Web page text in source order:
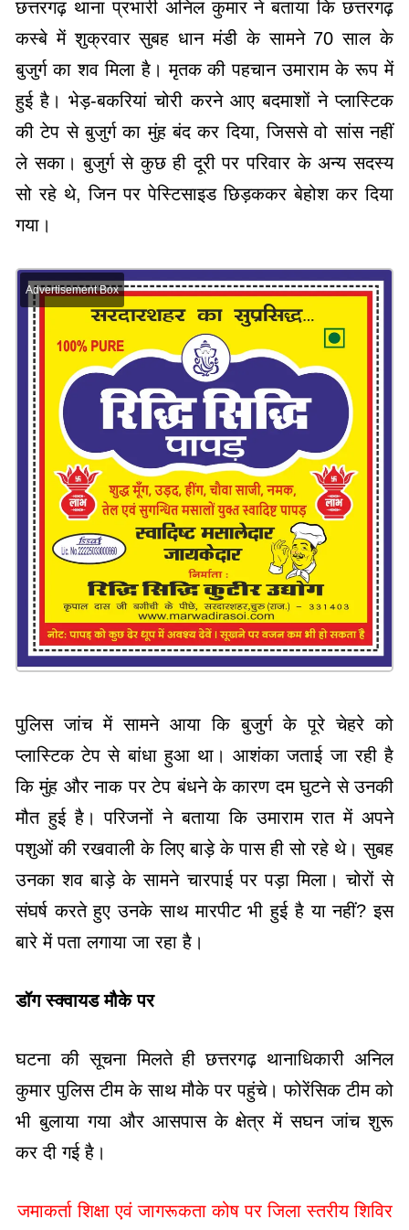
छत्तरगढ़ थाना प्रभारी अनिल कुमार ने बताया कि छत्तरगढ़
कस्बे में शुक्रवार सुबह धान मंडी के सामने 70 साल के
बुजुर्ग का शव मिला है। मृतक की पहचान उमाराम के रूप में
हुई है। भेड़-बकरियां चोरी करने आए बदमाशों ने प्लास्टिक
की टेप से बुजुर्ग का मुंह बंद कर दिया, जिससे वो सांस नहीं
ले सका। बुजुर्ग से कुछ ही दूरी पर परिवार के अन्य सदस्य
सो रहे थे, जिन पर पेस्टिसाइड छिड़ककर बेहोश कर दिया
गया।
Advertisement Box
पुलिस जांच में सामने आया कि बुजुर्ग के पूरे चेहरे को
प्लास्टिक टेप से बांधा हुआ था। आशंका जताई जा रही है
कि मुंह और नाक पर टेप बंधने के कारण दम घुटने से उनकी
मौत हुई है। परिजनों ने बताया कि उमाराम रात में अपने
पशुओं की रखवाली के लिए बाड़े के पास ही सो रहे थे। सुबह
उनका शव बाड़े के सामने चारपाई पर पड़ा मिला। चोरों से
संघर्ष करते हुए उनके साथ मारपीट भी हुई है या नहीं? इस
बारे में पता लगाया जा रहा है।
डॉग स्क्वायड मौके पर
घटना की सूचना मिलते ही छत्तरगढ़ थानाधिकारी अनिल
कुमार पुलिस टीम के साथ मौके पर पहुंचे। फोरेंसिक टीम को
भी बुलाया गया और आसपास के क्षेत्र में सघन जांच शुरू
कर दी गई है।
जमाकर्ता शिक्षा एवं जागरूकता कोष पर जिला स्तरीय शिविर